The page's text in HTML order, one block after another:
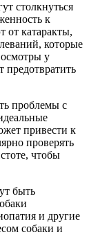
столкнуться
к
от катаракты,
которые
осмотры у
предотвратить
проблемы с
привести к
проверять
чтобы
быть
и другие
собаки и